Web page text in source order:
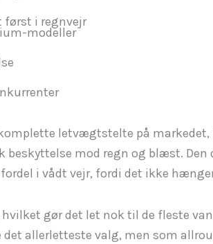
først i regnvejr
modeller
komplette letvægtstelte på
mod regn og blæst.
i vådt vejr, fordi det ikke
gør det let nok til de fleste
det allerletteste valg, men som